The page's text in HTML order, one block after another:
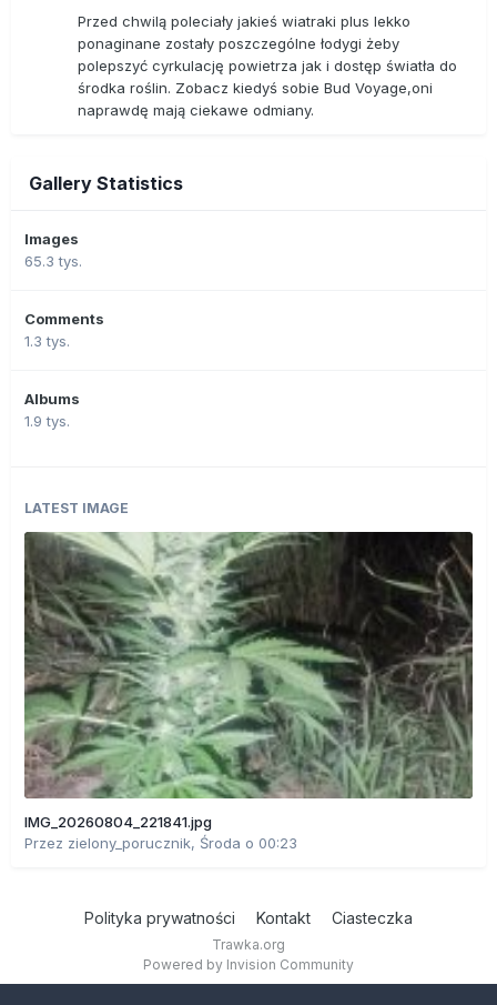
Przed chwilą poleciały jakieś wiatraki plus lekko
ponaginane zostały poszczególne łodygi żeby
polepszyć cyrkulację powietrza jak i dostęp światła do
środka roślin. Zobacz kiedyś sobie Bud Voyage,oni
naprawdę mają ciekawe odmiany.
Gallery Statistics
Images
65.3 tys.
Comments
1.3 tys.
Albums
1.9 tys.
LATEST IMAGE
IMG_20260804_221841.jpg
Przez zielony_porucznik, Środa o 00:23
Polityka prywatności Kontakt Ciasteczka
Trawka.org
Powered by Invision Community